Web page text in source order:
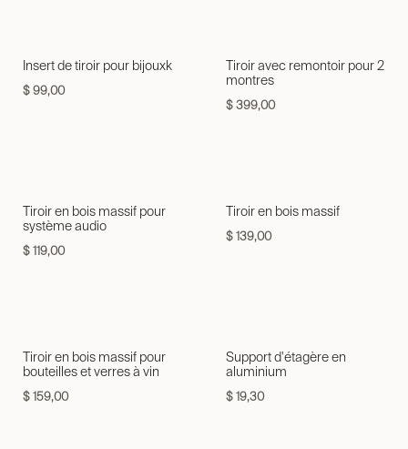
Insert de tiroir pour bijouxk
$99,00
Tiroir avec remontoir pour 2
montres
$399,00
Tiroir en bois massif pour
système audio
$119,00
Tiroir en bois massif
$139,00
Tiroir en bois massif pour
bouteilles et verres à vin
$159,00
Support d'étagère en
aluminium
$19,30